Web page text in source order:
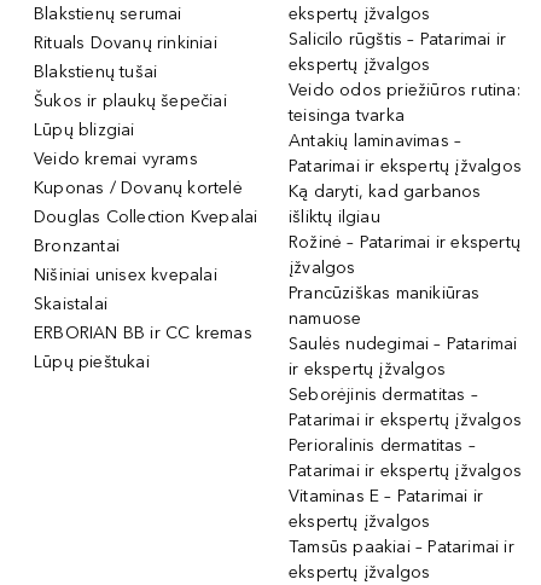
Blakstienų serumai
Rituals Dovanų rinkiniai
Blakstienų tušai
Šukos ir plaukų šepečiai
Lūpų blizgiai
Veido kremai vyrams
Kuponas / Dovanų kortelė
Douglas Collection Kvepalai
Bronzantai
Nišiniai unisex kvepalai
Skaistalai
ERBORIAN BB ir CC kremas
Lūpų pieštukai
ekspertų įžvalgos
Salicilo rūgštis – Patarimai ir
ekspertų įžvalgos
Veido odos priežiūros rutina:
teisinga tvarka
Antakių laminavimas –
Patarimai ir ekspertų įžvalgos
Ką daryti, kad garbanos
išliktų ilgiau
Rožinė – Patarimai ir ekspertų
įžvalgos
Prancūziškas manikiūras
namuose
Saulės nudegimai – Patarimai
ir ekspertų įžvalgos
Seborėjinis dermatitas –
Patarimai ir ekspertų įžvalgos
Perioralinis dermatitas –
Patarimai ir ekspertų įžvalgos
Vitaminas E – Patarimai ir
ekspertų įžvalgos
Tamsūs paakiai – Patarimai ir
ekspertų įžvalgos